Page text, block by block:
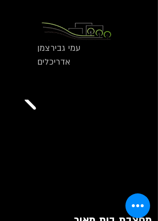
עמי גבירצמן
אדריכלים